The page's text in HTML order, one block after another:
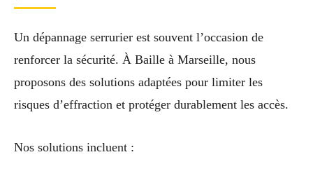
Un dépannage serrurier est souvent l’occasion de
renforcer la sécurité. À Baille à Marseille, nous
proposons des solutions adaptées pour limiter les
risques d’effraction et protéger durablement les accès.
Nos solutions incluent :